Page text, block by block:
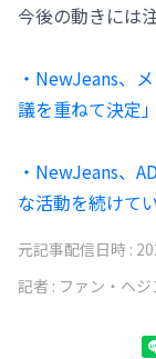
今後の動きには
・NewJeans、
議を重ねて決定
・NewJeans、
な活動を続けて
元記事配信日時 :
記者 : ファン・ヘジ